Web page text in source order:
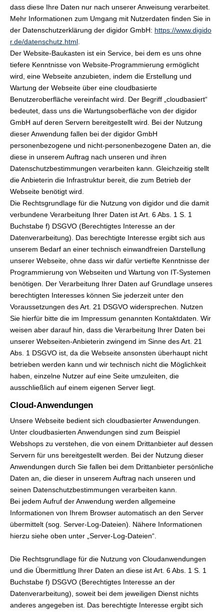
dass diese Ihre Daten nur nach unserer Anweisung verarbeitet.
Mehr Informationen zum Umgang mit Nutzerdaten finden Sie in
der Datenschutzerklärung der digidor GmbH: https://www.digido
r.de/datenschutz.html
Der Website-Baukasten ist ein Service, bei dem es uns ohne
tiefere Kenntnisse von Website-Programmierung ermöglicht
wird, eine Webseite anzubieten, indem die Erstellung und
Wartung der Webseite über eine cloudbasierte
Benutzeroberfläche vereinfacht wird. Der Begriff „cloudbasiert“
bedeutet, dass uns die Wartungsoberfläche von der digidor
GmbH auf deren Servern bereitgestellt wird. Bei der Nutzung
dieser Anwendung fallen bei der digidor GmbH
personenbezogene und nicht-personenbezogene Daten an, die
diese in unserem Auftrag nach unseren und ihren
Datenschutzbestimmungen verarbeiten kann. Gleichzeitig stellt
die Anbieterin die Infrastruktur bereit, die zum Betrieb der
Webseite benötigt wird.
Die Rechtsgrundlage für die Nutzung von digidor und die damit
verbundene Verarbeitung Ihrer Daten ist Art. 6 Abs. 1 S. 1
Buchstabe f) DSGVO (Berechtigtes Interesse an der
Datenverarbeitung). Das berechtigte Interesse ergibt sich aus
unserem Bedarf an einer technisch einwandfreien Darstellung
unserer Webseite, ohne dass wir dafür vertiefte Kenntnisse der
Programmierung von Webseiten und Wartung von IT-Systemen
benötigen. Der Verarbeitung Ihrer Daten auf Grundlage unseres
berechtigten Interesses können Sie jederzeit unter den
Voraussetzungen des Art. 21 DSGVO widersprechen. Nutzen
Sie hierfür bitte die im Impressum genannten Kontaktdaten. Wir
weisen aber darauf hin, dass die Verarbeitung Ihrer Daten bei
unserer Webseiten-Anbieterin zwingend im Sinne des Art. 21
Abs. 1 DSGVO ist, da die Webseite ansonsten überhaupt nicht
betrieben werden kann und wir technisch nicht die Möglichkeit
haben, einzelne Nutzer auf eine Seite umzuleiten, die
ausschließlich auf einem eigenen Server liegt.
Cloud-Anwendungen
Unsere Webseite bedient sich cloudbasierter Anwendungen.
Unter cloudbasierten Anwendungen sind zum Beispiel
Webshops zu verstehen, die von einem Drittanbieter auf dessen
Servern für uns bereitgestellt werden. Bei der Nutzung dieser
Anwendungen durch Sie fallen bei dem Drittanbieter persönliche
Daten an, die dieser in unserem Auftrag nach unseren und
seinen Datenschutzbestimmungen verarbeiten kann.
Bei jedem Aufruf der Anwendung werden allgemeine
Informationen von Ihrem Browser automatisch an den Server
übermittelt (sog. Server-Log-Dateien). Nähere Informationen
hierzu siehe oben unter „Server-Log-Dateien“.
Die Rechtsgrundlage für die Nutzung von Cloudanwendungen
und die Übermittlung Ihrer Daten an diese ist Art. 6 Abs. 1 S. 1
Buchstabe f) DSGVO (Berechtigtes Interesse an der
Datenverarbeitung), soweit bei dem jeweiligen Dienst nichts
anderes angegeben ist. Das berechtigte Interesse ergibt sich